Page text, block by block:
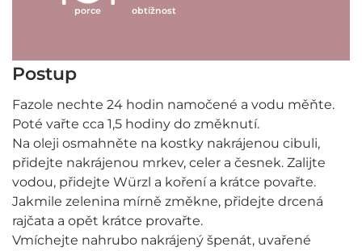
porce obtížnost
Postup
Fazole nechte 24 hodin namočené a vodu měňte.
Poté vařte cca 1,5 hodiny do změknutí.
Na oleji osmahněte na kostky nakrájenou cibuli,
přidejte nakrájenou mrkev, celer a česnek. Zalijte
vodou, přidejte Würzl a koření a krátce povařte.
Jakmile zelenina mírně změkne, přidejte drcená
rajčata a opět krátce provařte.
Vmíchejte nahrubo nakrájený špenát, uvařené